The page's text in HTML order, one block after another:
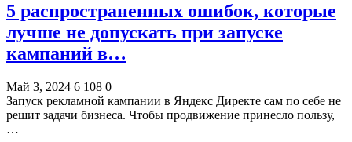
5 распространенных ошибок, которые
лучше не допускать при запуске
кампаний в…
Май 3, 2024 6 108 0
Запуск рекламной кампании в Яндекс Директе сам по себе не
решит задачи бизнеса. Чтобы продвижение принесло пользу,
…